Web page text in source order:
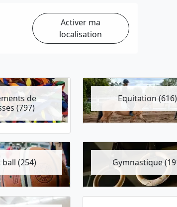
Activer ma
localisation
de
(797)
Equitation (616)
ball (254) Gymnastique